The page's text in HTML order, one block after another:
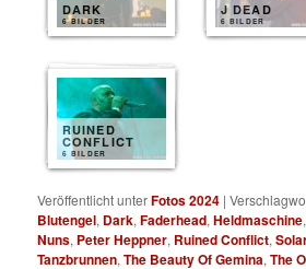
DARK
6 BILDER
J DEAD
6 BILDER
RUINED
CONFLICT
6 BILDER
Veröffentlicht unterFotos 2024 |
Blutengel, Dark,Faderhead,Heldmaschine
Nuns, Peter Heppner, Ruined Conflict,
Tanzbrunnen,The Beauty Of Gemina,The